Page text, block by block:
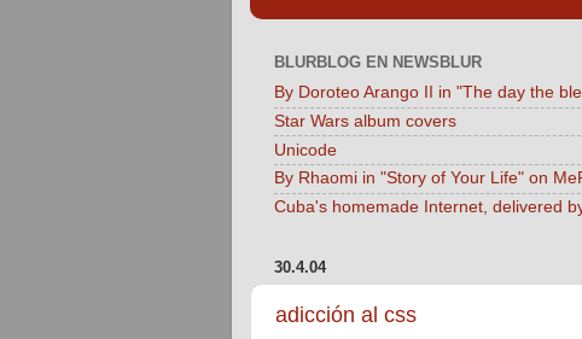
BLURBLOG EN NEWSBLUR
By Doroteo Arango II in "The day the
Star Wars album covers
Unicode
By Rhaomi in "Story of Your Life" on
Cuba's homemade Internet, delivered
30.4.04
adicción al css